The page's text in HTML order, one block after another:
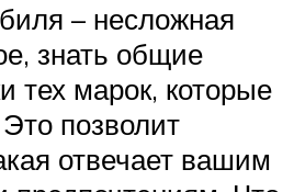
– несложная
знать общие
тех марок, которые
позволит
отвечает вашим